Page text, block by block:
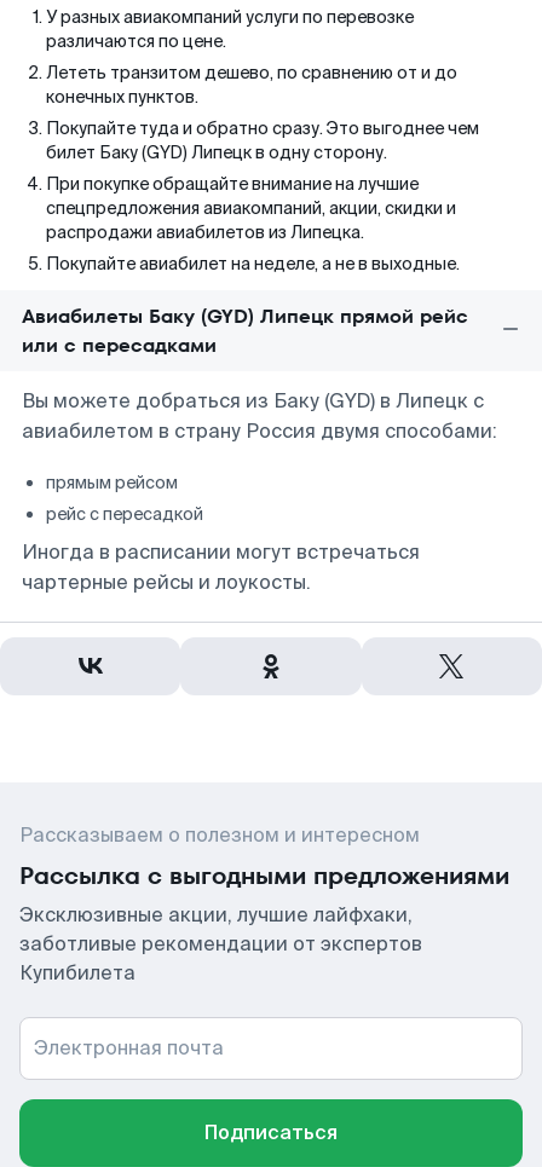
У разных авиакомпаний услуги по перевозке
различаются по цене.
Лететь транзитом дешево, по сравнению от и до
конечных пунктов.
Покупайте туда и обратно сразу. Это выгоднее чем
билет Баку (GYD) Липецк в одну сторону.
При покупке обращайте внимание на лучшие
спецпредложения авиакомпаний, акции, скидки и
распродажи авиабилетов из Липецка.
Покупайте авиабилет на неделе, а не в выходные.
Авиабилеты Баку (GYD) Липецк прямой рейс
или с пересадками
Вы можете добраться из Баку (GYD) в Липецк с
авиабилетом в страну Россия двумя способами:
прямым рейсом
рейс с пересадкой
Иногда в расписании могут встречаться
чартерные рейсы и лоукосты.
Рассказываем о полезном и интересном
Рассылка с выгодными предложениями
Эксклюзивные акции, лучшие лайфхаки,
заботливые рекомендации от экспертов
Купибилета
Электронная почта
Подписаться